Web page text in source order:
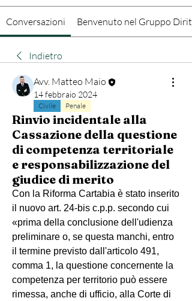
Conversazioni Benvenuto nel Gruppo
Indietro
Avv. Matteo Maio
14 febbraio 2024
Civile Penale
Rinvio incidentale alla
Cassazione della questione
di competenza territoriale
e responsabilizzazione del
giudice di merito
Con la Riforma Cartabia è stato inserito
il nuovo art. 24-bis c.p.p. secondo cui
«prima della conclusione dell'udienza
preliminare o, se questa manchi, entro
il termine previsto dall'articolo 491,
comma 1, la questione concernente la
competenza per territorio può essere
rimessa, anche di ufficio, alla Corte di